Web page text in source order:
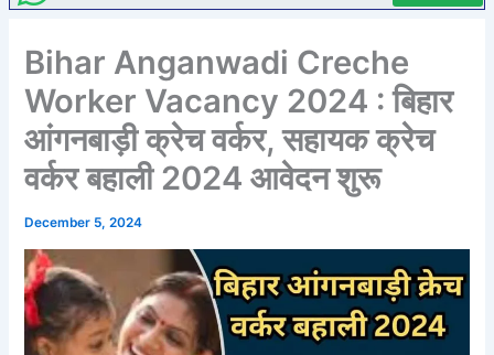
Bihar Anganwadi Creche
Worker Vacancy 2024 : बिहार
आंगनबाड़ी क्रेच वर्कर, सहायक क्रेच
वर्कर बहाली 2024 आवेदन शुरू
December 5, 2024